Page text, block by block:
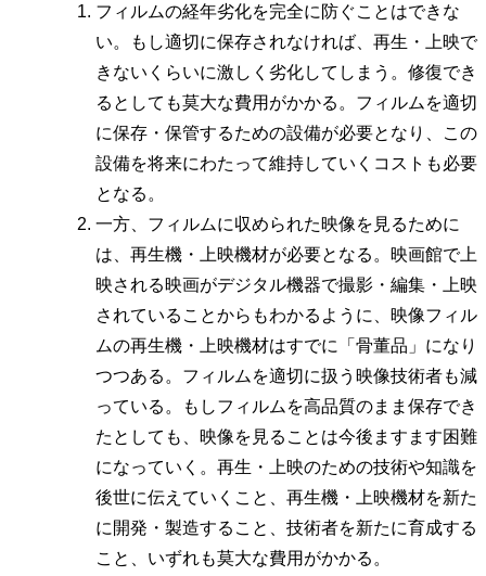
フィルムの経年劣化を完全に防ぐことはできな
い。もし適切に保存されなければ、再生・上映で
きないくらいに激しく劣化してしまう。修復でき
るとしても莫大な費用がかかる。フィルムを適切
に保存・保管するための設備が必要となり、この
設備を将来にわたって維持していくコストも必要
となる。
一方、フィルムに収められた映像を見るために
は、再生機・上映機材が必要となる。映画館で上
映される映画がデジタル機器で撮影・編集・上映
されていることからもわかるように、映像フィル
ムの再生機・上映機材はすでに「骨董品」になり
つつある。フィルムを適切に扱う映像技術者も減
っている。もしフィルムを高品質のまま保存でき
たとしても、映像を見ることは今後ますます困難
になっていく。再生・上映のための技術や知識を
後世に伝えていくこと、再生機・上映機材を新た
に開発・製造すること、技術者を新たに育成する
こと、いずれも莫大な費用がかかる。